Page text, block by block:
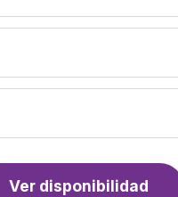
Ver disponibilidad